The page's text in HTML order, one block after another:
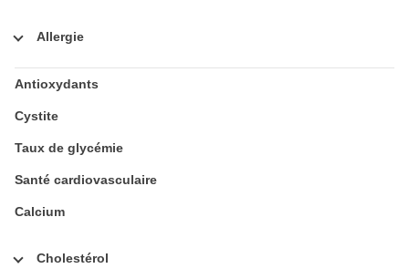
Allergie
Antioxydants
Cystite
Taux de glycémie
Santé cardiovasculaire
Calcium
Cholestérol